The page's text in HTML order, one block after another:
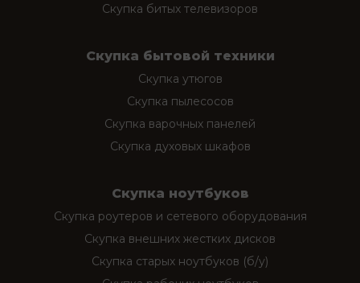
Скупка битых телевизоров
Скупка бытовой техники
Скупка утюгов
Скупка пылесосов
Скупка варочных панелей
Скупка духовых шкафов
Скупка ноутбуков
Скупка роутеров и сетевого оборудования
Скупка внешних жестких дисков
Скупка старых ноутбуков (б/у)